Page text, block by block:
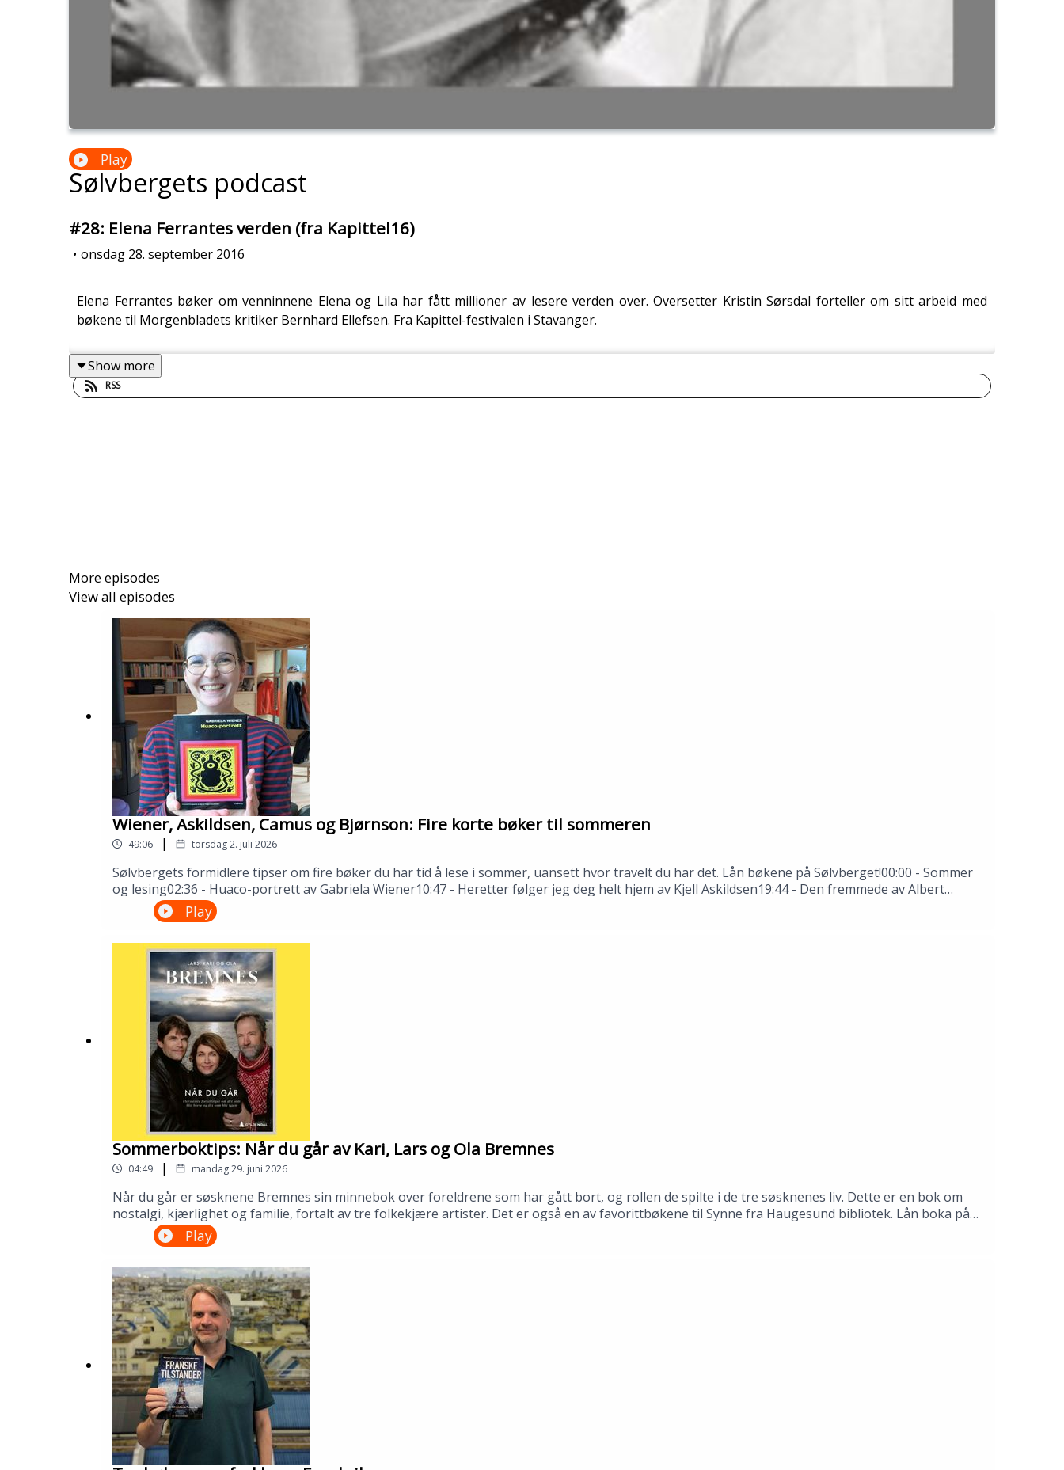
Play
Sølvbergets podcast
#28: Elena Ferrantes verden (fra Kapittel16)
• onsdag 28. september 2016
Elena Ferrantes bøker om venninnene Elena og Lila har fått millioner av lesere verden over. Oversetter Kristin Sørsdal forteller om sitt arbeid med
bøkene til Morgenbladets kritiker Bernhard Ellefsen. Fra Kapittel-festivalen i Stavanger.
Show more
RSS
More episodes
View all episodes
Wiener, Askildsen, Camus og Bjørnson: Fire korte bøker til sommeren
49:06 | torsdag 2. juli 2026
Sølvbergets formidlere tipser om fire bøker du har tid å lese i sommer, uansett hvor travelt du har det. Lån bøkene på Sølvberget!00:00 - Sommer
og lesing02:36 - Huaco-portrett av Gabriela Wiener10:47 - Heretter følger jeg deg helt hjem av Kjell Askildsen19:44 - Den fremmede av Albert
Camus32:51 - Synnøve Solbakken av Bjørnstjerne Bjørnson---Innspilt i Stavanger i juni 2026.Medvirkende: Thale Dobbert, Hannah Ersland, Tomas
Gustafsson og Åsmund Ådnøy.Produksjon: Tomas Gustafsson og Åsmund Ådnøy.
Play
Sommerboktips: Når du går av Kari, Lars og Ola Bremnes
04:49 | mandag 29. juni 2026
Når du går er søsknene Bremnes sin minnebok over foreldrene som har gått bort, og rollen de spilte i de tre søsknenes liv. Dette er en bok om
nostalgi, kjærlighet og familie, fortalt av tre folkekjære artister. Det er også en av favorittbøkene til Synne fra Haugesund bibliotek. Lån boka på
biblioteket ditt!---Innspilt på Kopervik bibliotek i april 2026.Medvirkende: Synne Fredriksen og Tomas Gustafsson.Produksjon: Åsmund Ådnøy.Alt
om Sølvberget: https://www.sølvberget.no
Play